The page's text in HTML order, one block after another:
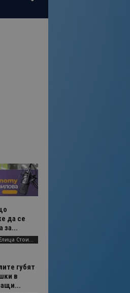
да се
за...
AI Travel Economy с Елица Стоилова
губят
в